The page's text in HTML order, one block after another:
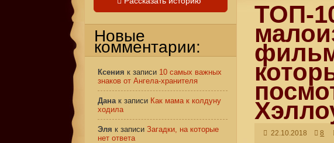
ТОП-
22.10.2018 8
Новые
комментарии:
Ксения к записи 10 самых важных
знаков от Ангела-хранителя
Данак записи Как мама к колдуну
ходила
Эля к записи Загадки, на которые
нет ответа